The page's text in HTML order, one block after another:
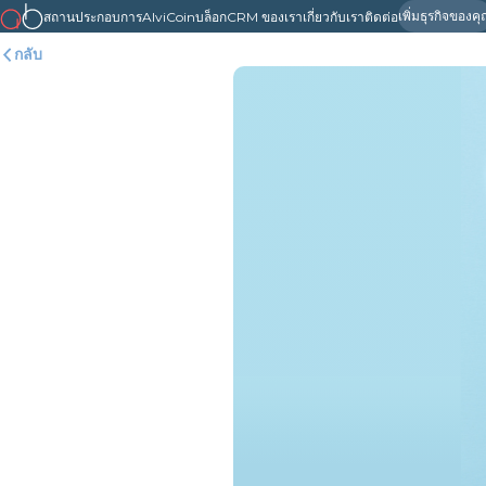
สถานประกอบการAlviCoinบล็อกCRM ของเราเกี่ยวกับเราติดต่อเพิ่มธุรกิจของ
กลับ